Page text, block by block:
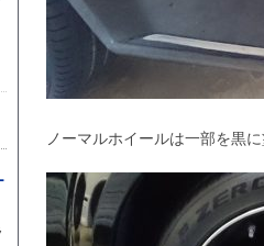
ノーマルホイールは一部を黒